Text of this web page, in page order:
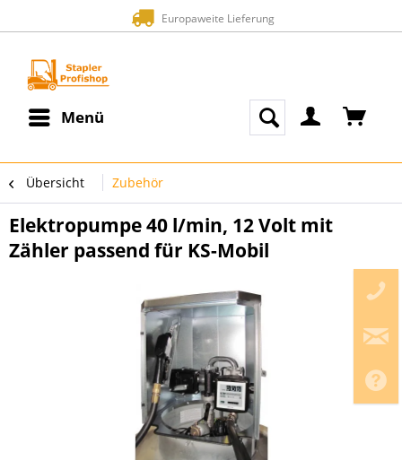
Europaweite Lieferung
Menü
Übersicht Zubehör
Elektropumpe 40 l/min, 12 Volt mit
Zähler passend für KS-Mobil